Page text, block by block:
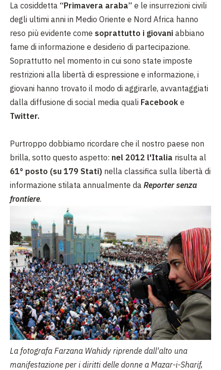
La cosiddetta “Primavera araba” e le insurrezioni civili
degli ultimi anni in Medio Oriente e Nord Africa hanno
reso più evidente come soprattutto i giovani abbiano
fame di informazione e desiderio di partecipazione.
Soprattutto nel momento in cui sono state imposte
restrizioni alla libertà di espressione e informazione, i
giovani hanno trovato il modo di aggirarle, avvantaggiati
dalla diffusione di social media quali Facebook e
Twitter.
Purtroppo dobbiamo ricordare che il nostro paese non
brilla, sotto questo aspetto: nel 2012 l'Italia risulta al
61° posto (su 179 Stati) nella classifica sulla libertà di
informazione stilata annualmente da Reporter senza
frontiere.
La fotografa Farzana Wahidy riprende dall'alto una
manifestazione per i diritti delle donne a Mazar-i-Sharif,